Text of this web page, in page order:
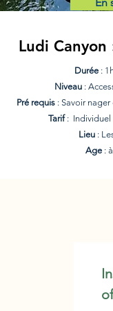
Ludi
Durée :
Niveau :
Pré requis: Savoir nager
Tarif : Individuel
Lieu :
Age :